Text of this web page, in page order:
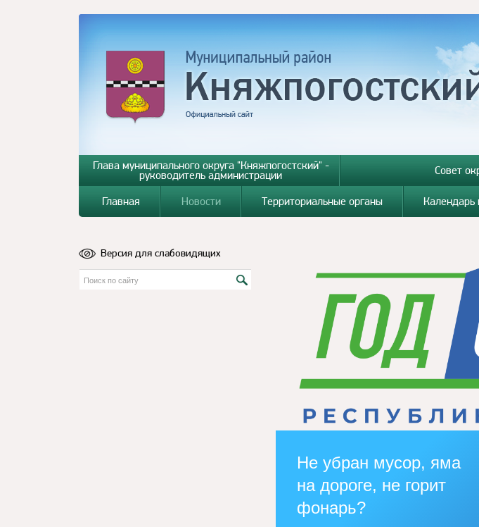
Глава муниципального округа "Княжпогостский" -
руководитель администрации Совет
Главная Новости Территориальные органы Календарь
Версия для слабовидящих
Не убран мусор, яма
на дороге, не горит
фонарь?